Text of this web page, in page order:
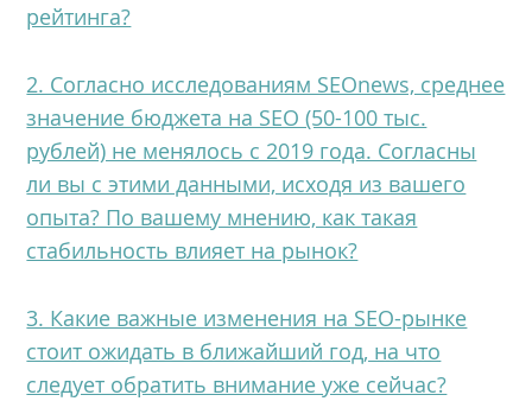
рейтинга?
2. Согласно исследованиям SEOnews, среднее
значение бюджета на SEO (50-100 тыс.
рублей) не менялось с 2019 года. Согласны
ли вы с этими данными, исходя из вашего
опыта? По вашему мнению, как такая
стабильность влияет на рынок?
3. Какие важные изменения на SEO-рынке
стоит ожидать в ближайший год, на что
следует обратить внимание уже сейчас?